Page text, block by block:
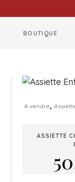
BOUTIQUE
A vendre,
ASSIETTE